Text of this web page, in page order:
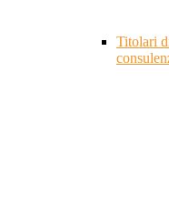
Titolari